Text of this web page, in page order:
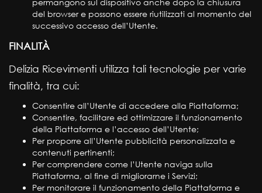
permangono sul dispositivo anche dopo la chiusura
del browser e possono essere riutilizzati al momento del
successivo accesso dell’Utente.
FINALITÀ
Delizia Ricevimenti utilizza tali tecnologie per varie
finalità, tra cui:
Consentire all’Utente di accedere alla Piattaforma;
Consentire, facilitare ed ottimizzare il funzionamento
della Piattaforma e l’accesso dell’Utente;
Per proporre all’Utente pubblicità personalizzata e
contenuti pertinenti;
Per comprendere come l’Utente naviga sulla
Piattaforma, al fine di migliorarne i Servizi;
Per monitorare il funzionamento della Piattaforma e